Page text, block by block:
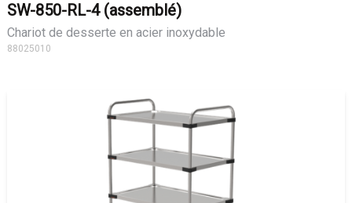
SW-850-RL-4 (assemblé)
Chariot de desserte en acier inoxydable
88025010